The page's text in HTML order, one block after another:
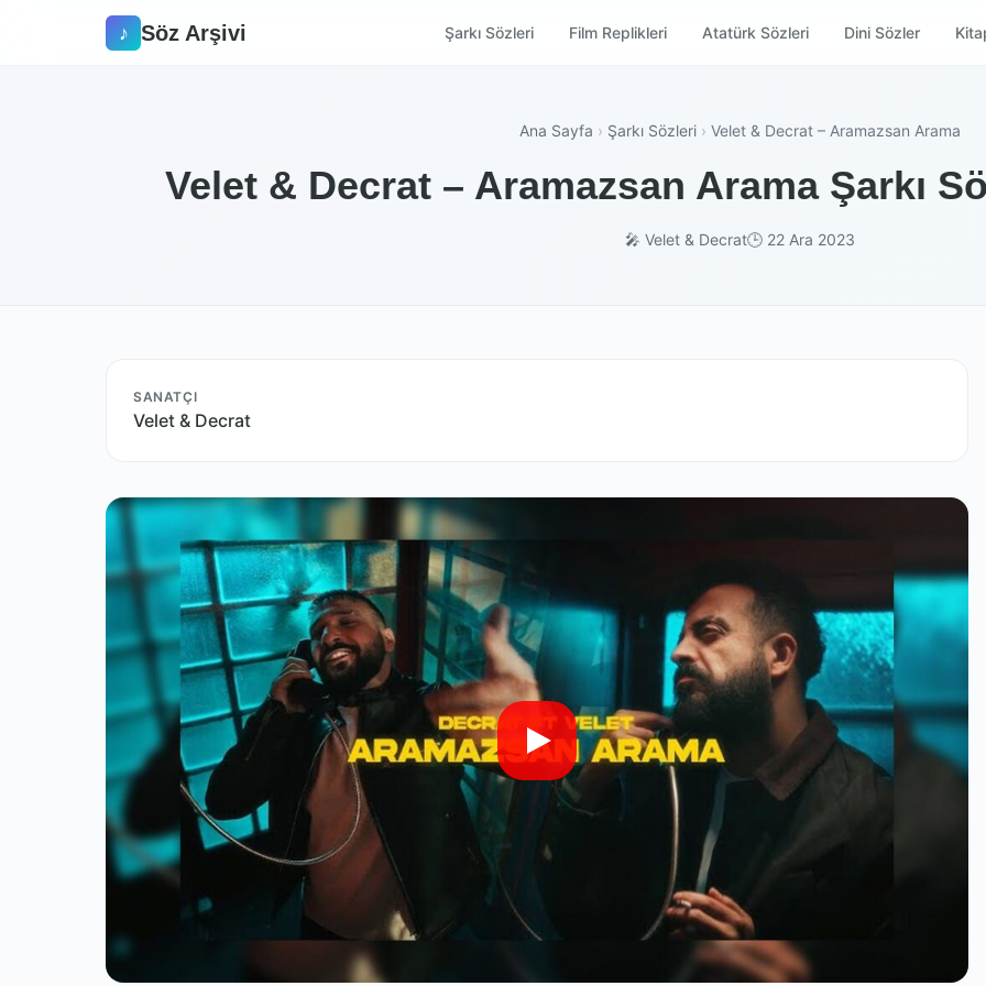
♪ Söz Arşivi Şarkı Sözleri Film Replikleri Atatürk Sözleri Dini Sözler
Ana Sayfa › Şarkı Sözleri › Velet & Decrat – Aramazsan Arama
Velet & Decrat – Aramazsan Arama Şarkı
🎤 Velet & Decrat🕒 22 Ara 2023
SANATÇI
Velet & Decrat